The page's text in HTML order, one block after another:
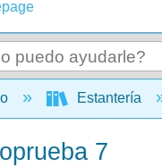
contraerEstantería
7